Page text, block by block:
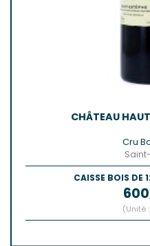
CHÂTEAU
Cru
CAISSE BOIS DE
Prix
(Unité